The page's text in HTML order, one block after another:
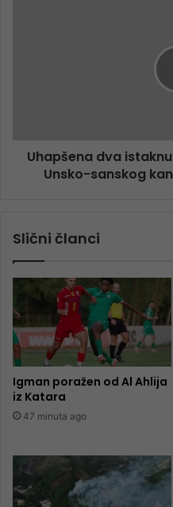
Uhapšena dva
Unsko-sanskog
Slični članci
Igman poražen od Al Ahlija
iz Katara
47 minuta ago